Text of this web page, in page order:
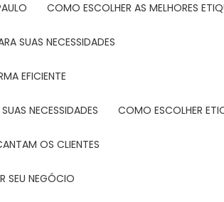
COMO ESCOLHER AS MELHORES
SUAS NECESSIDADES
EFICIENTE
NECESSIDADES COMO ESCOLHER
OS CLIENTES
SEU NEGÓCIO